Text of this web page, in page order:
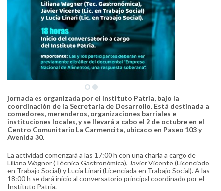
jornada es organizada por el Instituto Patria, bajo la
coordinación de la Secretaría de Desarrollo. Está destinada a
comedores, merenderos, organizaciones barriales e
instituciones locales, y se llevará a cabo el 2 de octubre en el
Centro Comunitario La Carmencita, ubicado en Paseo 103 y
Avenida 30.
La actividad comenzará a las 17:00 h con una charla a cargo de
Liliana Wagner (Técnica Gastronómica), Javier Vicente (Licenciado
en Trabajo Social) y Lucía Linari (Licenciada en Trabajo Social). A las
18:00 h se dará inicio al conversatorio principal coordinado por el
Instituto Patria.